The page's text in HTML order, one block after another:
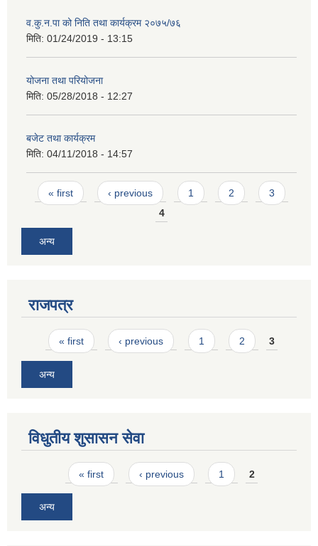
व.कु.न.पा को निति तथा कार्यक्रम २०७५/७६
मिति: 01/24/2019 - 13:15
योजना तथा परियोजना
मिति: 05/28/2018 - 12:27
बजेट तथा कार्यक्रम
मिति: 04/11/2018 - 14:57
Pages
« first ‹ previous 1 2
3
4
अन्य
राजपत्र
Pages
« first ‹ previous 1 2 3
अन्य
विधुतीय शुसासन सेवा
Pages« first ‹ previous 1 2
अन्य